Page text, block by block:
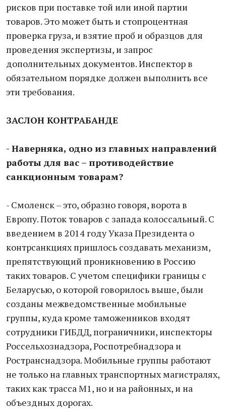
рисков при поставке той или иной партии
товаров. Это может быть и стопроцентная
проверка груза, и взятие проб и образцов для
проведения экспертизы, и запрос
дополнительных документов. Инспектор в
обязательном порядке должен выполнить все
эти требования.
ЗАСЛОН КОНТРАБАНДЕ
- Наверняка, одно из главных направлений
работы для вас – противодействие
санкционным товарам?
- Смоленск – это, образно говоря, ворота в
Европу. Поток товаров с запада колоссальный. С
введением в 2014 году Указа Президента о
контрсанкциях пришлось создавать механизм,
препятствующий проникновению в Россию
таких товаров. С учетом специфики границы с
Беларусью, о которой говорилось выше, были
созданы межведомственные мобильные
группы, куда кроме таможенников входят
сотрудники ГИБДД, пограничники, инспекторы
Россельхознадзора, Роспотребнадзора и
Ространснадзора. Мобильные группы работают
не только на главных транспортных магистралях,
таких как трасса М1, но и на районных, и на
объездных дорогах.